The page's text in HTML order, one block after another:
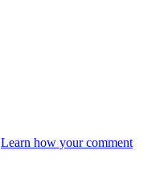
Learn how your comment